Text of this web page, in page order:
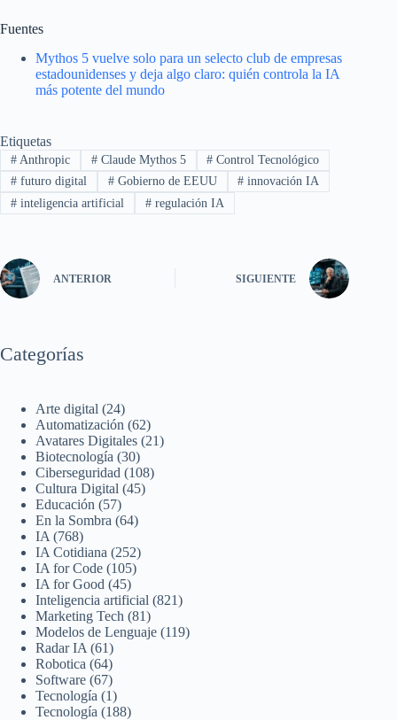
Fuentes
Mythos 5 vuelve solo para un selecto club de empresas
estadounidenses y deja algo claro: quién controla la IA
más potente del mundo
Etiquetas
#Anthropic #Claude Mythos 5 # Control Tecnológico
#futuro digital #Gobierno de EEUU # innovación IA
#inteligencia artificial #regulación IA
ANTERIOR SIGUIENTE
Categorías
Arte digital (24)
Automatización (62)
Avatares Digitales (21)
Biotecnología (30)
Ciberseguridad (108)
Cultura Digital (45)
Educación (57)
En la Sombra (64)
IA (768)
IA Cotidiana (252)
IA for Code (105)
IA for Good (45)
Inteligencia artificial (821)
Marketing Tech (81)
Modelos de Lenguaje (119)
Radar IA (61)
Robotica (64)
Software (67)
Tecnología (1)
Tecnología (188)